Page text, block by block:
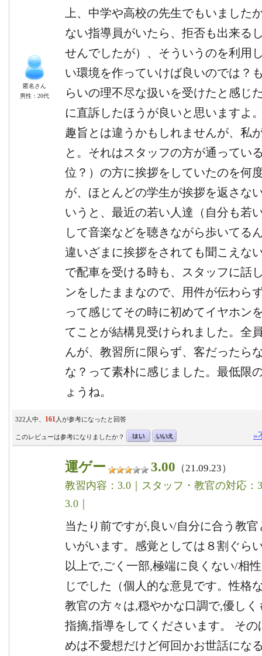
匿名さん
男性：20代
上、中学や高校の先生でもいました
ない指導員がいたら、拒否も出来る
せんでしたが）、そういうのを利用
い環境を作っていけば良いのでは？
らいの理不尽な扱いを受けたと感じ
に直訴したほうが良いと思いますよ
趣旨とは違うかもしれませんが、私
と。それはスタッフの方が通ってい
位？）の方に挨拶をしていたのを何
が、ほとんどの学生が挨拶を返さな
いうと、最近の若い人達（自分も若
して音楽などを聴きながら歩いてる
違いざまに挨拶をされても聞こえな
で配車を受ける時も、スタッフに話
ンをしたままなので、用件が伝わら
って感じてその時に初めてイヤホン
てことが結構見受けられました。全
んが、教習所に限らず、客だったら
な？って素朴に感じました。最低限
ょうね。
322人中、 161 人が参考になったと回答
このレビューは参考になりましたか？ »
運ゲー 3.00 （21.09.23）
教習内容：3.0｜スタッフ・教官の対応：
3.0｜
当たり前ですが,良い/自分に合う教
いがいます。感覚としては８割ぐら
以上で,ごく一部,極端に良くない/相
じでした（個人的な意見です。性格
教官の方々は,穏やかな口調で,優し
指摘,指導をしてくださいます。 そ
めは不愛想だけど何回かお世話にな